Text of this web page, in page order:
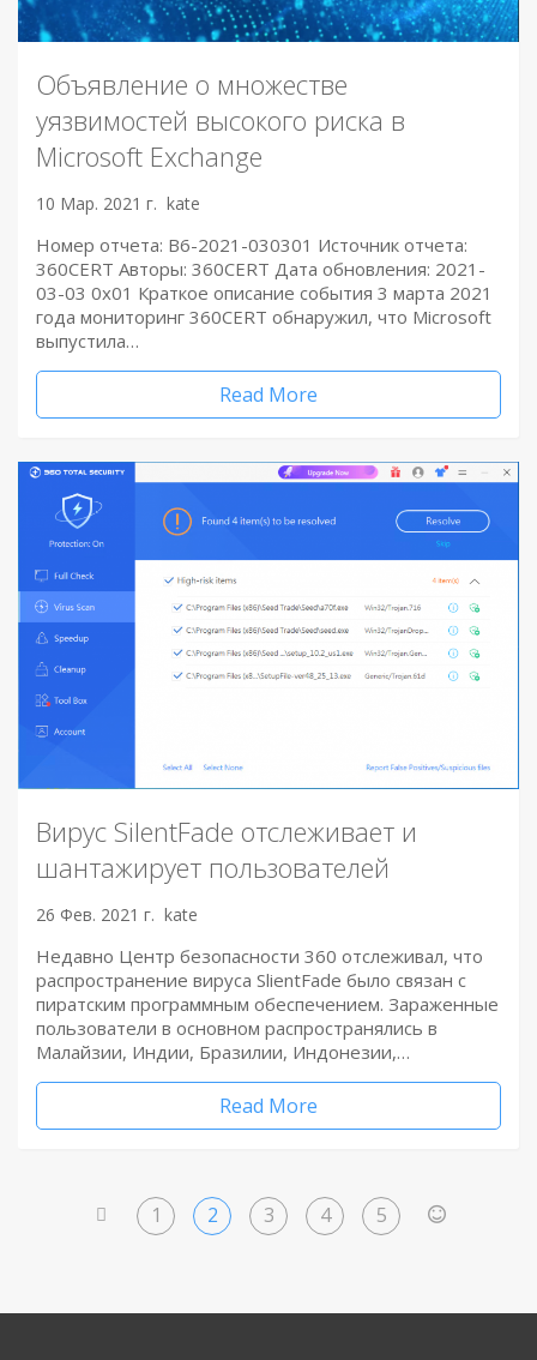
Объявление о множестве
уязвимостей высокого риска в
Microsoft Exchange
10 Мар. 2021 г. kate
Номер отчета: B6-2021-030301 Источник отчета:
360CERT Авторы: 360CERT Дата обновления: 2021-
03-03 0x01 Краткое описание события 3 марта 2021
года мониторинг 360CERT обнаружил, что Microsoft
выпустила…
Read More
Вирус SilentFade отслеживает и
шантажирует пользователей
26 Фев. 2021 г. kate
Недавно Центр безопасности 360 отслеживал, что
распространение вируса SlientFade было связан с
пиратским программным обеспечением. Зараженные
пользователи в основном распространялись в
Малайзии, Индии, Бразилии, Индонезии,…
Read More
1 2 3 4 5